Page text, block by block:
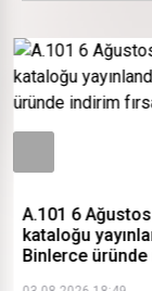
A.101 6
kataloğu
Binlerce